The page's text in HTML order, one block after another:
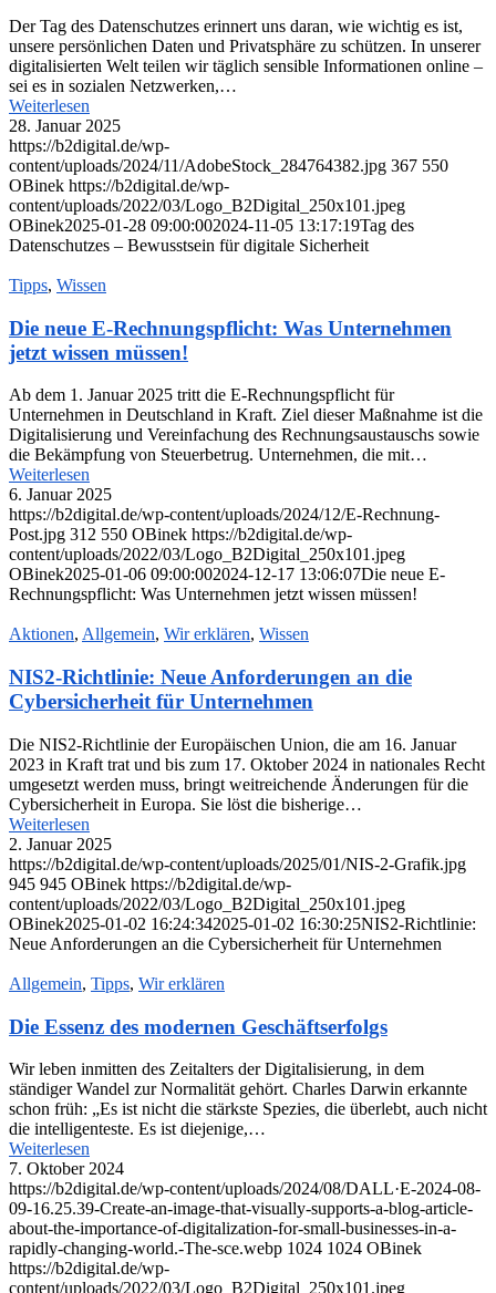
Der Tag des Datenschutzes erinnert uns daran, wie wichtig es ist,
unsere persönlichen Daten und Privatsphäre zu schützen. In unserer
digitalisierten Welt teilen wir täglich sensible Informationen online –
sei es in sozialen Netzwerken,…
Weiterlesen
28. Januar 2025
https://b2digital.de/wp-
content/uploads/2024/11/AdobeStock_284764382.jpg 367 550
OBinek https://b2digital.de/wp-
content/uploads/2022/03/Logo_B2Digital_250x101.jpeg
OBinek2025-01-28 09:00:002024-11-05 13:17:19Tag des
Datenschutzes – Bewusstsein für digitale Sicherheit
Tipps, Wissen
Die neue E-Rechnungspflicht: Was Unternehmen
jetzt wissen müssen!
Ab dem 1. Januar 2025 tritt die E-Rechnungspflicht für
Unternehmen in Deutschland in Kraft. Ziel dieser Maßnahme ist die
Digitalisierung und Vereinfachung des Rechnungsaustauschs sowie
die Bekämpfung von Steuerbetrug. Unternehmen, die mit…
Weiterlesen
6. Januar 2025
https://b2digital.de/wp-content/uploads/2024/12/E-Rechnung-
Post.jpg 312 550 OBinek https://b2digital.de/wp-
content/uploads/2022/03/Logo_B2Digital_250x101.jpeg
OBinek2025-01-06 09:00:002024-12-17 13:06:07Die neue E-
Rechnungspflicht: Was Unternehmen jetzt wissen müssen!
Aktionen, Allgemein, Wir erklären, Wissen
NIS2-Richtlinie: Neue Anforderungen an die
Cybersicherheit für Unternehmen
Die NIS2-Richtlinie der Europäischen Union, die am 16. Januar
2023 in Kraft trat und bis zum 17. Oktober 2024 in nationales Recht
umgesetzt werden muss, bringt weitreichende Änderungen für die
Cybersicherheit in Europa. Sie löst die bisherige…
Weiterlesen
2. Januar 2025
https://b2digital.de/wp-content/uploads/2025/01/NIS-2-Grafik.jpg
945 945 OBinek https://b2digital.de/wp-
content/uploads/2022/03/Logo_B2Digital_250x101.jpeg
OBinek2025-01-02 16:24:342025-01-02 16:30:25NIS2-Richtlinie:
Neue Anforderungen an die Cybersicherheit für Unternehmen
Allgemein, Tipps, Wir erklären
Die Essenz des modernen Geschäftserfolgs
Wir leben inmitten des Zeitalters der Digitalisierung, in dem
ständiger Wandel zur Normalität gehört. Charles Darwin erkannte
schon früh: „Es ist nicht die stärkste Spezies, die überlebt, auch nicht
die intelligenteste. Es ist diejenige,…
Weiterlesen
7. Oktober 2024
https://b2digital.de/wp-content/uploads/2024/08/DALL·E-2024-08-
09-16.25.39-Create-an-image-that-visually-supports-a-blog-article-
about-the-importance-of-digitalization-for-small-businesses-in-a-
rapidly-changing-world.-The-sce.webp 1024 1024 OBinek
https://b2digital.de/wp-
content/uploads/2022/03/Logo_B2Digital_250x101.jpeg